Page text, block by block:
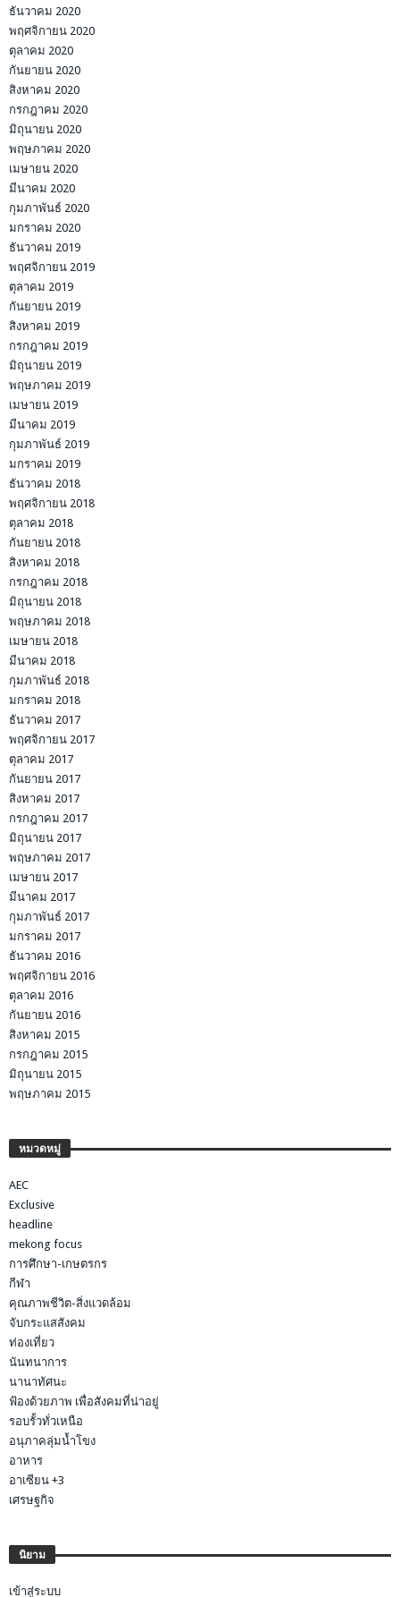
ธันวาคม 2020
พฤศจิกายน 2020
ตุลาคม 2020
กันยายน 2020
สิงหาคม 2020
กรกฎาคม 2020
มิถุนายน 2020
พฤษภาคม 2020
เมษายน 2020
มีนาคม 2020
กุมภาพันธ์ 2020
มกราคม 2020
ธันวาคม 2019
พฤศจิกายน 2019
ตุลาคม 2019
กันยายน 2019
สิงหาคม 2019
กรกฎาคม 2019
มิถุนายน 2019
พฤษภาคม 2019
เมษายน 2019
มีนาคม 2019
กุมภาพันธ์ 2019
มกราคม 2019
ธันวาคม 2018
พฤศจิกายน 2018
ตุลาคม 2018
กันยายน 2018
สิงหาคม 2018
กรกฎาคม 2018
มิถุนายน 2018
พฤษภาคม 2018
เมษายน 2018
มีนาคม 2018
กุมภาพันธ์ 2018
มกราคม 2018
ธันวาคม 2017
พฤศจิกายน 2017
ตุลาคม 2017
กันยายน 2017
สิงหาคม 2017
กรกฎาคม 2017
มิถุนายน 2017
พฤษภาคม 2017
เมษายน 2017
มีนาคม 2017
กุมภาพันธ์ 2017
มกราคม 2017
ธันวาคม 2016
พฤศจิกายน 2016
ตุลาคม 2016
กันยายน 2016
สิงหาคม 2015
กรกฎาคม 2015
มิถุนายน 2015
พฤษภาคม 2015
หมวดหมู่
AEC
Exclusive
headline
mekong focus
การศึกษา-เกษตรกร
กีฬา
คุณภาพชีวิต-สิ่งแวดล้อม
จับกระแสสังคม
ท่องเที่ยว
นันทนาการ
นานาทัศนะ
ฟ้องด้วยภาพ เพื่อสังคมที่น่าอยู่
รอบรั้วทั่วเหนือ
อนุภาคลุ่มน้ำโขง
อาหาร
อาเซียน +3
เศรษฐกิจ
นิยาม
เข้าสู่ระบบ